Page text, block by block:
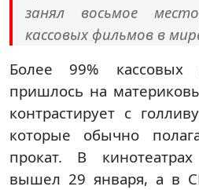
занял восьмое
кассовых фильмов в
Более 99% кассовых
пришлось на
контрастирует с
которые обычно
прокат. В
вышел 29 января, а в